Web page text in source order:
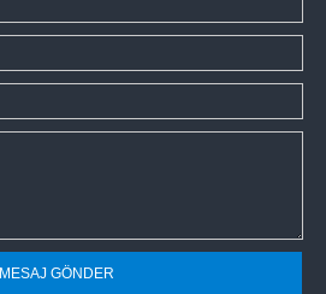
MESAJ GÖNDER